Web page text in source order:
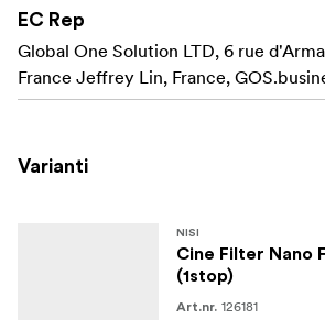
neizbalē.
Piegādājams turpmāk minētajos
Izmērs: 4 "x5,65" Apstājas: 0,3 , 0,6 , 0,9
EC Rep
Global One Solution LTD, 6 rue
France Jeffrey Lin, France,
Varianti
NISI
Cine Filter Nano
(1stop)
Art.nr. 126181